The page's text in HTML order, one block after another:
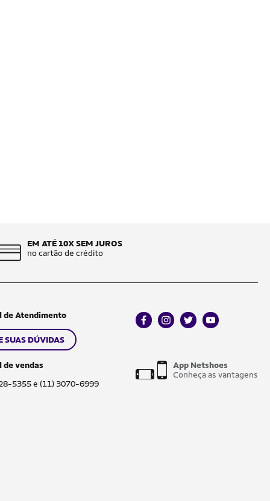
EM ATÉ 10X SEM JUROS
no cartão de crédito
de Atendimento
SUAS DÚVIDAS
de vendas
5355 e (11) 3070-6999
facebookinstagram
twitteryoutube
App Netshoes
Conheça as vantagens